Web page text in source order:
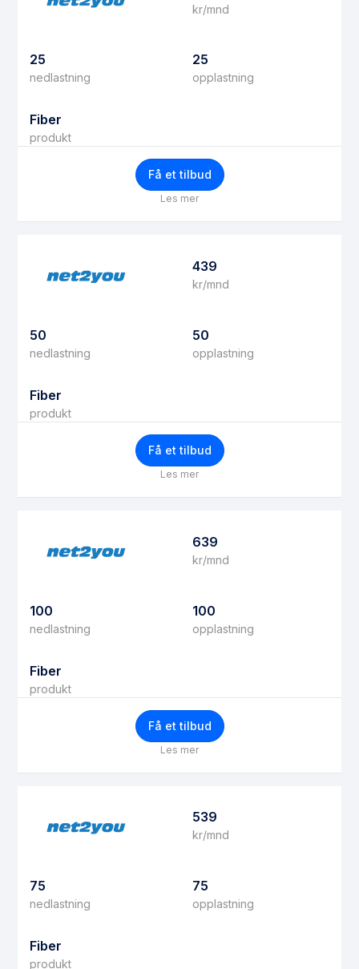
kr/mnd
25
nedlastning
25
opplastning
Fiber
produkt
Få et tilbud
Les mer
439
kr/mnd
50
nedlastning
50
opplastning
Fiber
produkt
Få et tilbud
Les mer
639
kr/mnd
100
nedlastning
100
opplastning
Fiber
produkt
Få et tilbud
Les mer
539
kr/mnd
75
nedlastning
75
opplastning
Fiber
produkt